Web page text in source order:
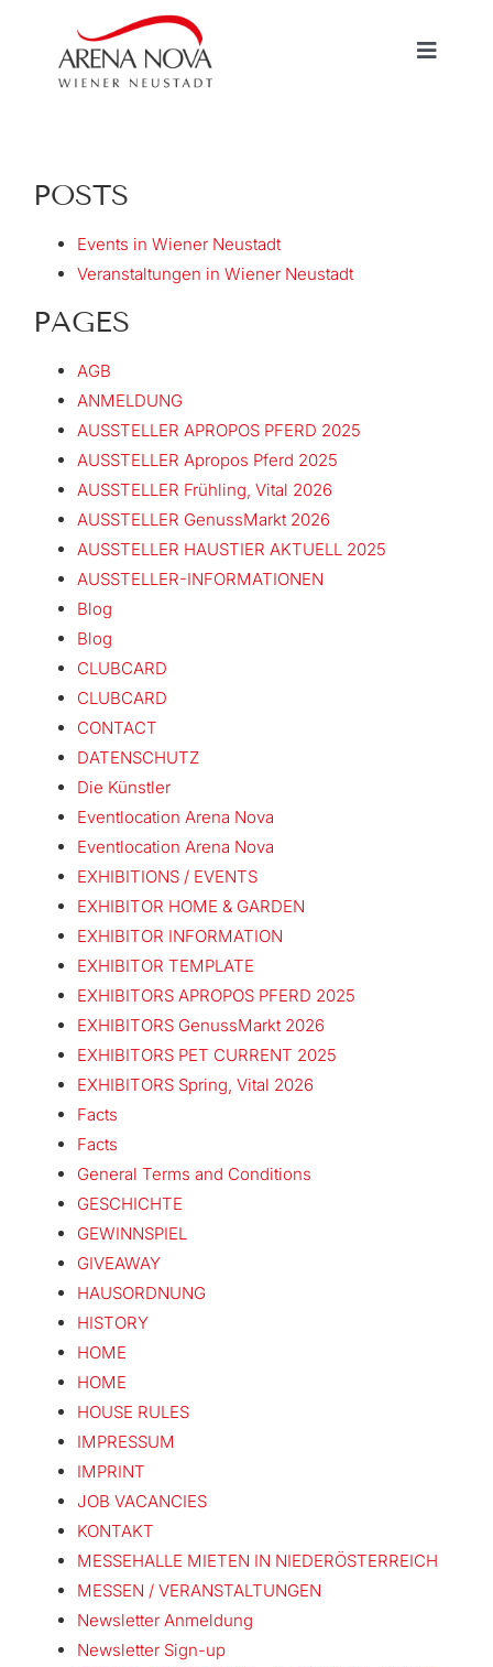
Toggle
EXHIBITIONS / EVENTS
VERMIETUNG
POSTS
Events in Wiener Neustadt
Veranstaltungen in Wiener Neustadt
PAGES
AGB
ANMELDUNG
AUSSTELLER APROPOS PFERD 2025
AUSSTELLER Apropos Pferd 2025
AUSSTELLER Frühling, Vital 2026
AUSSTELLER GenussMarkt 2026
AUSSTELLER HAUSTIER AKTUELL 2025
AUSSTELLER-INFORMATIONEN
Blog
Blog
CLUBCARD
CLUBCARD
CONTACT
DATENSCHUTZ
Die Künstler
Eventlocation Arena Nova
Eventlocation Arena Nova
EXHIBITIONS / EVENTS
EXHIBITOR HOME & GARDEN
EXHIBITOR INFORMATION
EXHIBITOR TEMPLATE
EXHIBITORS APROPOS PFERD 2025
EXHIBITORS GenussMarkt 2026
EXHIBITORS PET CURRENT 2025
EXHIBITORS Spring, Vital 2026
Facts
Facts
General Terms and Conditions
GESCHICHTE
GEWINNSPIEL
GIVEAWAY
HAUSORDNUNG
HISTORY
HOME
HOME
HOUSE RULES
IMPRESSUM
IMPRINT
JOB VACANCIES
KONTAKT
MESSEHALLE MIETEN IN NIEDERÖSTERREICH
MESSEN / VERANSTALTUNGEN
Newsletter Anmeldung
Newsletter Sign-up